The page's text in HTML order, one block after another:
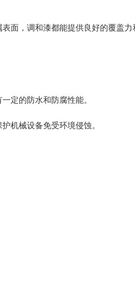
面，调和漆都能提供良好的覆盖力
定的防水和防腐性能。
机械设备免受环境侵蚀。